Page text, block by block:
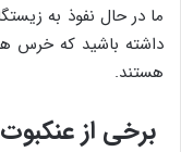
ما در حال نفوذ به
داشته باشید که خرس
هستند.
برخی از